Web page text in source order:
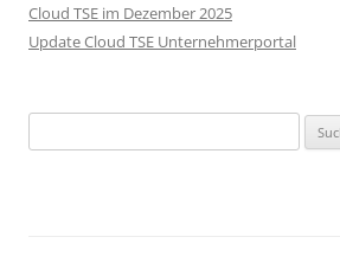
Cloud TSE im Dezember 2025
Update Cloud TSE Unternehmerportal